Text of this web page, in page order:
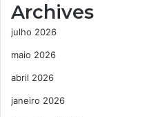
Archives
julho 2026
maio 2026
abril 2026
janeiro 2026